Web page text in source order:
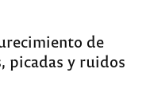
de
picadas y ruidos